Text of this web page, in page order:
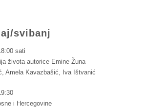
svibanj
sati
života autorice Emine Žuna
Amela Kavazbašić, Iva Ištvanić
i Hercegovine